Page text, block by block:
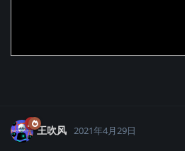
王吹风 2021年4月29日